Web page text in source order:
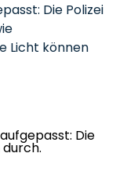
Die Polizei
Licht können